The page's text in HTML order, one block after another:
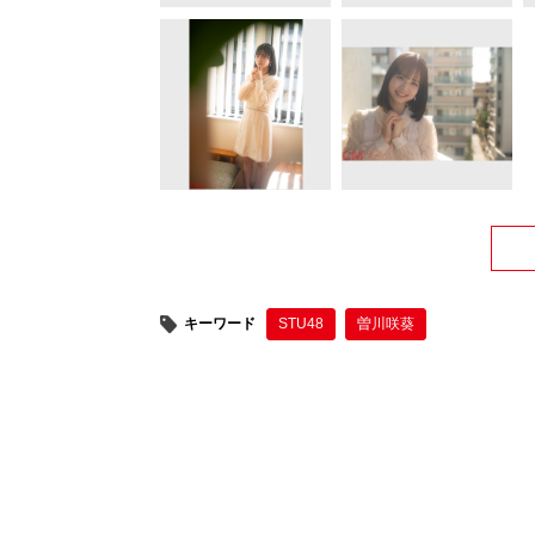
キーワード STU48 曽川咲葵